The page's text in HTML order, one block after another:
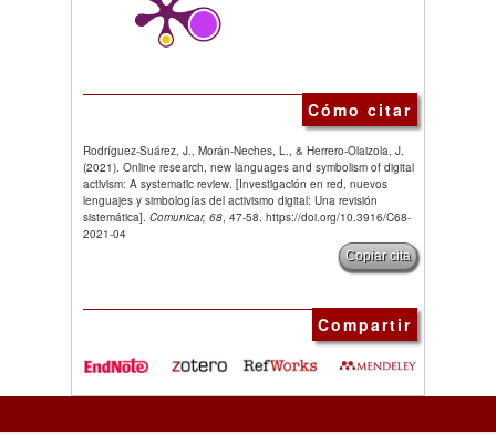
Cómo citar
Rodríguez-Suárez, J., Morán-Neches, L., & Herrero-Olaizola, J.
(2021). Online research, new languages and symbolism of digital
activism: A systematic review. [Investigación en red, nuevos
lenguajes y simbologías del activismo digital: Una revisión
sistemática]. Comunicar, 68, 47-58. https://doi.org/10.3916/C68-
2021-04
Copiar cita
Compartir